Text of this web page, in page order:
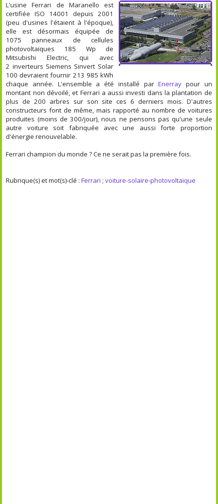
L'usine Ferrari de Maranello est
certifiée ISO 14001 depuis 2001
(peu d'usines l'étaient à l'époque),
elle est désormais équipée de
1075 panneaux de cellules
photovoltaïques 185 Wp de
Mitsubishi Electric, qui avec
2 inverteurs Siemens Sinvert Solar
100 devraient fournir 213 985 kWh
chaque année. L'ensemble a été installé parEnerray pour un
montant non dévoilé, et Ferrari a aussi investi dans la plantation de
plus de 200 arbres sur son site ces 6 derniers mois. D'autres
constructeurs font de même, mais rapporté au nombre de voitures
produites (moins de 300/jour), nous ne pensons pas qu'une seule
autre voiture soit fabriquée avec une aussi forte proportion
d'énergie renouvelable.
Ferrari champion du monde ? Ce ne serait pas la première fois.
Rubrique(s) et mot(s)-clé :Ferrari ;voiture-solaire-photovoltaique